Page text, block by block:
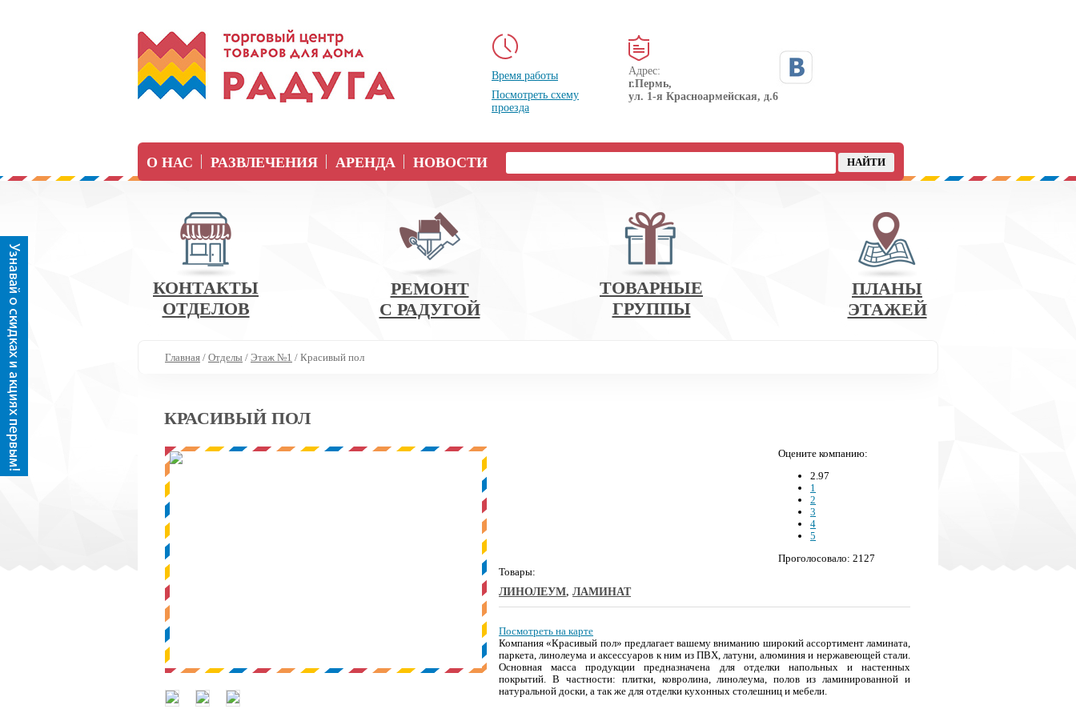
Время работы
Посмотреть схему
проезда
Адрес:
г.Пермь,
ул. 1-я Красноармейская, д.6
О НАС РАЗВЛЕЧЕНИЯ АРЕНДА НОВОСТИ
КОНТАКТЫ
ОТДЕЛОВ
РЕМОНТ
С РАДУГОЙ
ТОВАРНЫЕ
ГРУППЫ
ПЛАНЫ
ЭТАЖЕЙ
Главная / Отделы / Этаж №1 / Красивый пол
КРАСИВЫЙ ПОЛ
Оцените компанию:
2.97
1
2
3
4
5
Проголосовало: 2127
Товары:
ЛИНОЛЕУМ, ЛАМИНАТ
Посмотреть на карте
Компания «Красивый пол» предлагает вашему вниманию широкий ассортимент ламината,
паркета, линолеума и аксессуаров к ним из ПВХ, латуни, алюминия и нержавеющей стали.
Основная масса продукции предназначена для отделки напольных и настенных
покрытий. В частности: плитки, ковролина, линолеума, полов из ламинированной и
натуральной доски, а так же для отделки кухонных столешниц и мебели.